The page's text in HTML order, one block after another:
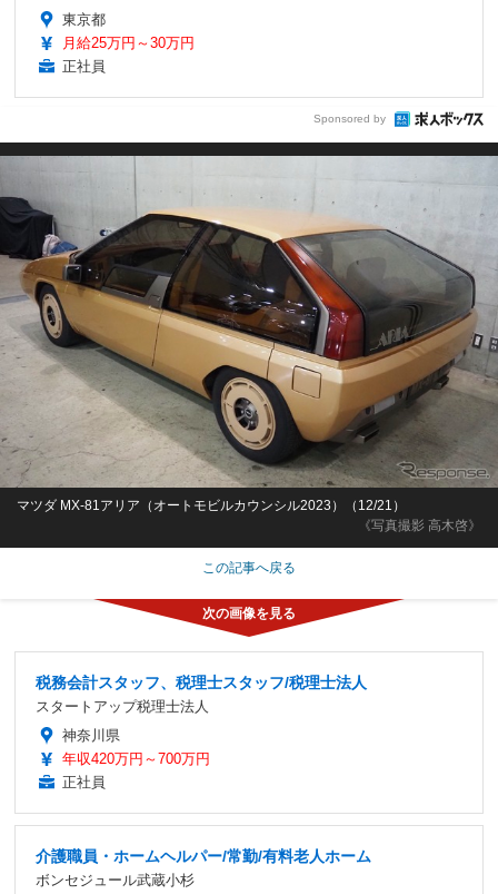
東京都
月給25万円～30万円
正社員
Sponsored by
《写真撮影 高木啓》
マツダ MX-81アリア（オートモビルカウンシル2023）（12/21）
この記事へ戻る
税務会計スタッフ、税理士スタッフ/税理士法人
スタートアップ税理士法人
神奈川県
年収420万円～700万円
正社員
介護職員・ホームヘルパー/常勤/有料老人ホーム
ボンセジュール武蔵小杉